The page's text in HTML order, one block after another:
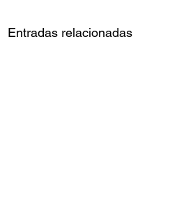
Entradas relacionadas